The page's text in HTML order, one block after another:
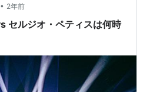
：PPV買って正解第1試合／徳
リック １RKO徳留選手が先に
• 2年前
セルジオ・ペティスは何時